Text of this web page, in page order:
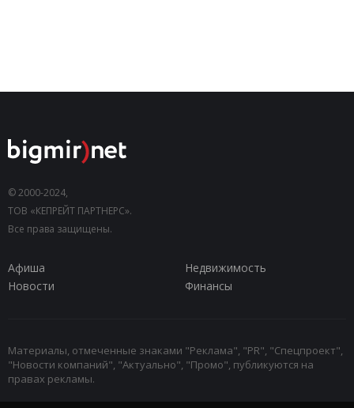
© 2000-2024,
ТОВ «КЕПРЕЙТ ПАРТНЕРС».
Все права защищены.
Афиша
Недвижимость
Новости
Финансы
Материалы, отмеченные знаками "Реклама", "PR", "Спецпроект",
"Новости компаний", "Актуально", "Промо", публикуются на
правах рекламы.